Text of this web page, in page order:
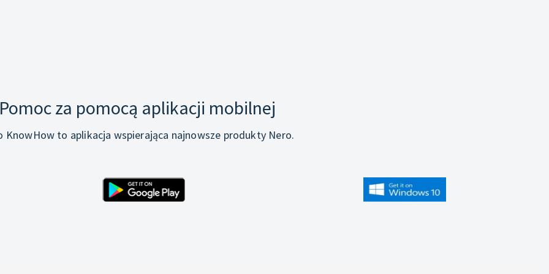
za pomocą aplikacji mobilnej
KnowHow to aplikacja wspierająca najnowsze produkty Nero.